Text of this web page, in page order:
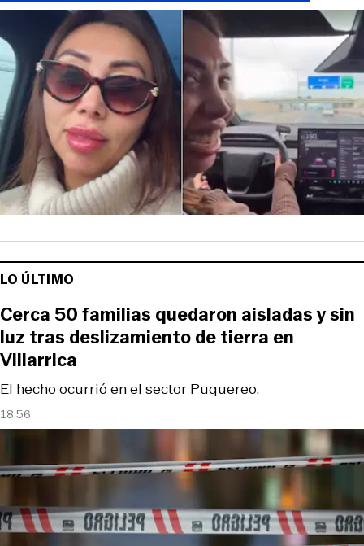
LO ÚLTIMO
18:56
El hecho ocurrió en el sector Puquereo.
Cerca 50 familias quedaron aisladas y sin
luz tras deslizamiento de tierra en
Villarrica